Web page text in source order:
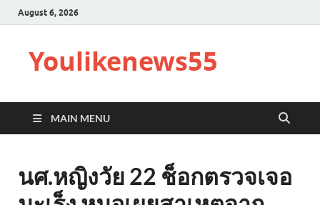
August 6, 2026
Youlikenews55
MAIN MENU
นศ.หญิงวัย 22 ช็อกตรวจเจอ